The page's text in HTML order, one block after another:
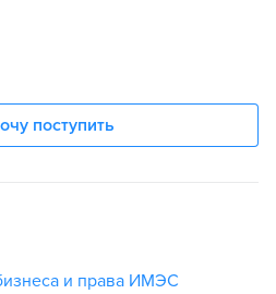
поступить
и права ИМЭС